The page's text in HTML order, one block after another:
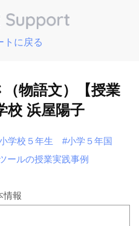
トに戻る
物語文）【授業
校 浜屋陽子
学校５年生
#小学５年国
ールの授業実践事例
情報